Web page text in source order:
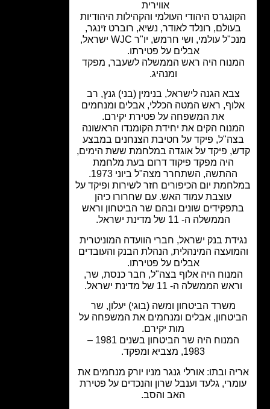
היהודי העולמי והקהילות היהודיות
רונלד לאודר, נשיא, רוברט זינגר,
מנכ"ל עולמי, ושי חרמש, יו"ר WJC ישראל,
אבלים על פטירתו.
היה ראש הממשלה לשעבר, מפקד
הגנה לישראל, בנימין (בני) גנץ, רב
ראש המטה הכללי, אבלים ומנחמים
את המשפחה על פטירת יקירם.
הקים את יחידת הקומנדו הראשונה
פיקד על חטיבת הצנחנים במבצע
פיקד על אוגדה במלחמת ששת הימים,
היה מפקד פיקוד דרום בעת מלחמת
ההתשה, השתחרר מצה"ל ביוני 1973.
יום הכיפורים חזר לשירות ופיקד על
עוצבת עמוד האש. עם שחרורו כיהן
שונים ובהם שר הביטחון וראש
הממשלה ה- 11 של מדינת ישראל.
בנק ישראל, חברי הוועדה המוניטרית
המינהלית, הנהלת הבנק והעובדים
אבלים על פטירתו.
היה אלוף בצה"ל, חבר כנסת, שר,
הממשלה ה- 11 של מדינת ישראל.
משרד הביטחון ומשה (בוגי) יעלון, שר
אבלים ומנחמים את המשפחה על
מות יקירם.
המנוח היה שר הביטחון בשנים 1981 –
ובתו: אורלי גנגר מניו יורק מנחמים את
גלעד וענבל שרון והנכדים על פטירת
האב והסב.